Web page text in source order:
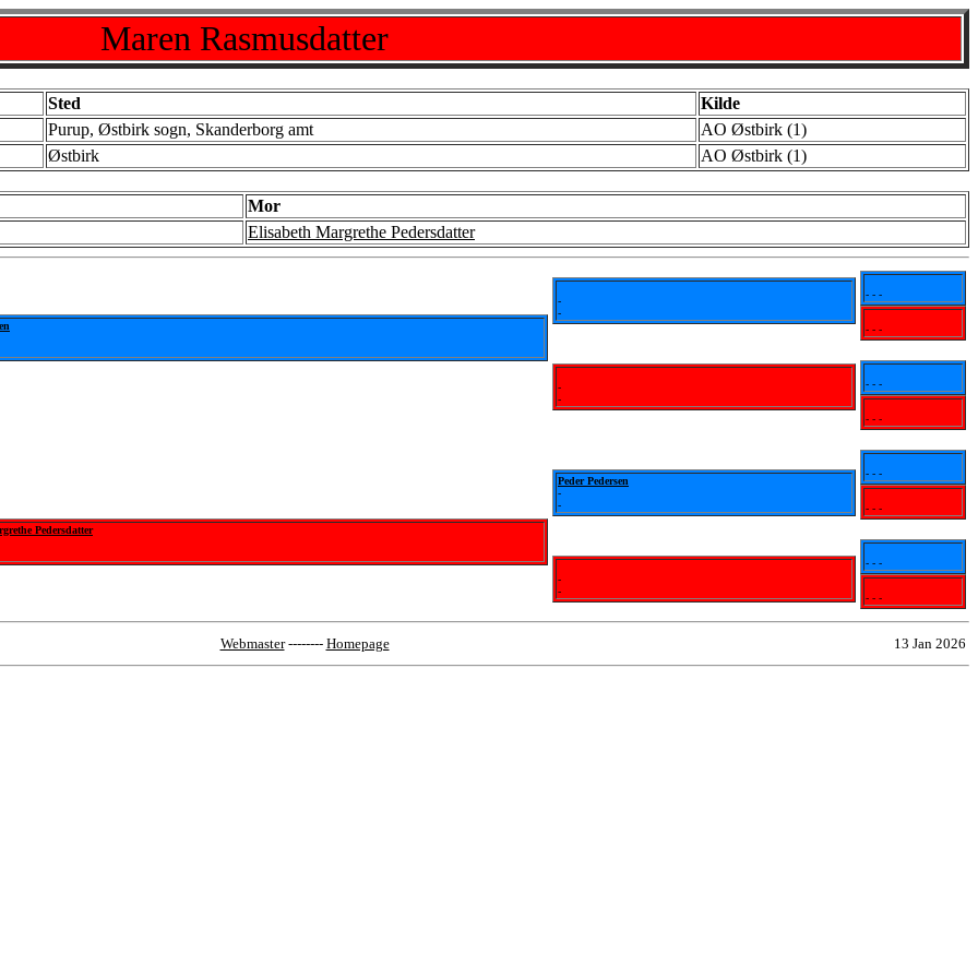
Maren Rasmusdatter
Sted
Kilde
Purup, Østbirk sogn, Skanderborg amt
AO Østbirk (1)
Østbirk AO Østbirk (1)
Mor
Elisabeth Margrethe Pedersdatter
Pedersdatter
-
-
-
-
Peder Pedersen
-
-
-
-
- - -
- - -
- - -
- - -
- - -
- - -
- - -
- - -
Webmaster-------- Homepage 13 Jan 2026